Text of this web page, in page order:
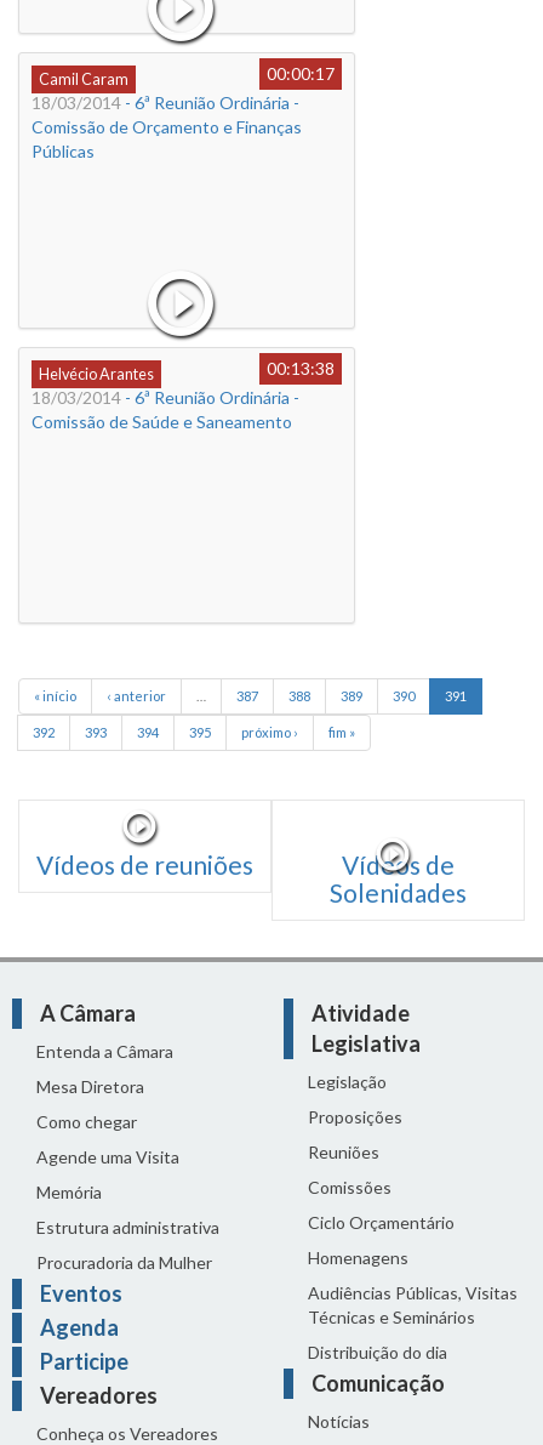
Camil Caram
00:00:17
18/03/2014 - 6ª Reunião Ordinária -
Comissão de Orçamento e Finanças
Públicas
Helvécio Arantes
00:13:38
18/03/2014 - 6ª Reunião Ordinária -
Comissão de Saúde e Saneamento
« início ‹ anterior 387 388 389 390 391
392 393 394 395 próximo › fim »
Vídeos de reuniões
Vídeos de
Solenidades
A Câmara
Entenda a Câmara
Mesa Diretora
Como chegar
Agende uma Visita
Memória
Estrutura administrativa
Procuradoria da Mulher
Eventos
Agenda
Participe
Vereadores
Conheça os Vereadores
Atividade
Legislativa
Legislação
Proposições
Reuniões
Comissões
Ciclo Orçamentário
Homenagens
Audiências Públicas, Visitas
Técnicas e Seminários
Distribuição do dia
Comunicação
Notícias